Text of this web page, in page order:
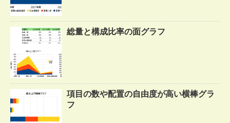
総量と構成比率の面グラフ
項目の数や配置の自由度が高い横棒グラ
フ